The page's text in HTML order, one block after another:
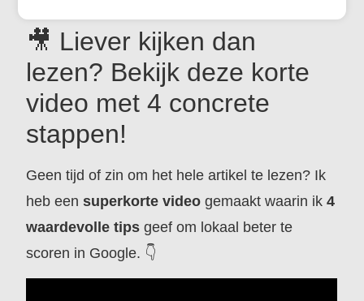
🎥 Liever kijken dan
lezen? Bekijk deze korte
video met 4 concrete
stappen!
Geen tijd of zin om het hele artikel te lezen? Ik
heb eensuperkorte video gemaakt waarin ik4
waardevolle tips geef om lokaal beter te
scoren in Google. 👇